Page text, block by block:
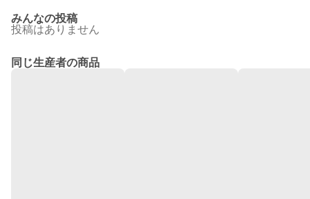
みんなの投稿
投稿はありません
同じ生産者の商品